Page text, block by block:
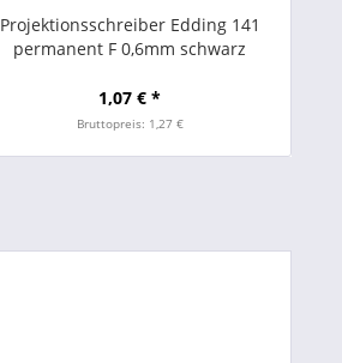
Projektionsschreiber Edding 141
permanent F 0,6mm schwarz
1,07 € *
Bruttopreis: 1,27 €